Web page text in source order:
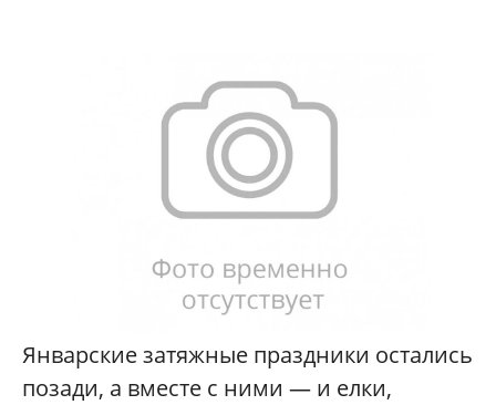
Январские затяжные праздники остались
позади, а вместе с ними — и елки,